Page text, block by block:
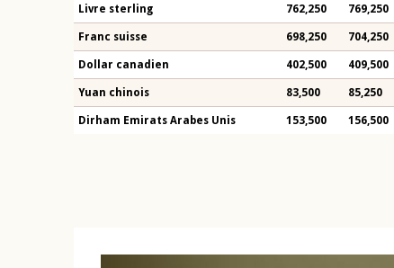
Livre sterling 762,250 769,250
Franc suisse 698,250 704,250
Dollar canadien 402,500 409,500
Yuan chinois 83,500 85,250
Dirham Emirats Arabes Unis 153,500 156,500